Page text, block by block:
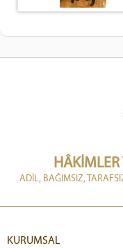
HÂKİMLER
ADİL, BAĞIMSIZ,
KURUMSAL